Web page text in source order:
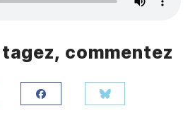
commentez